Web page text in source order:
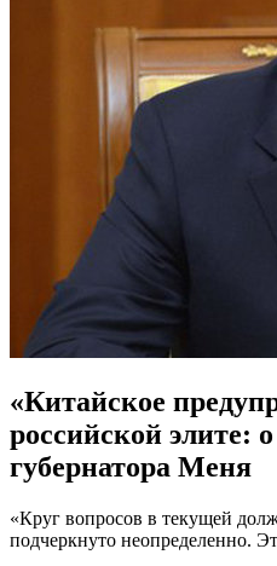
«Китайское
российской элите:
губернатора Меня
«Круг вопросов в текущей
подчеркнуто неопределенно.